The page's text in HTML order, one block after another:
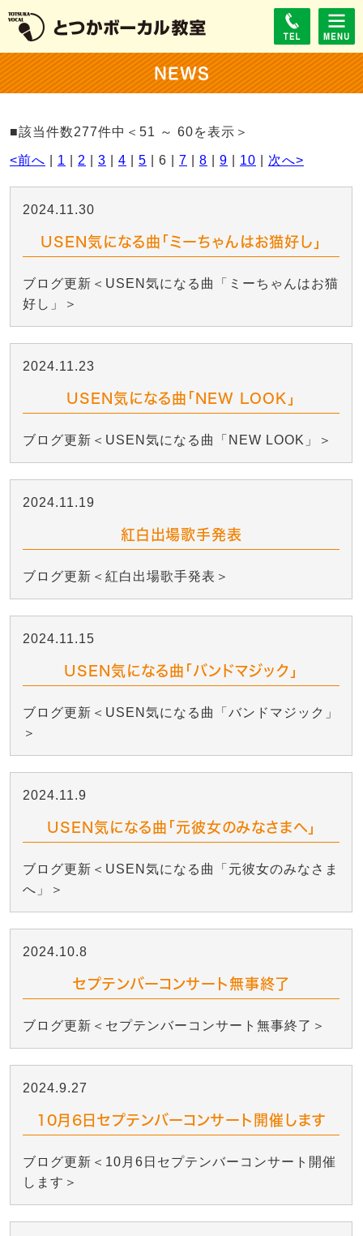
NEWS
■該当件数277件中＜51 ～ 60を表示＞
<前へ 1 2 3 4 5 | 6 | 7 8 9 10 次へ>
2024.11.30
USEN気になる曲「ミーちゃんはお猫好し」
ブログ更新＜USEN気になる曲「ミーちゃんはお猫
好し」＞
2024.11.23
USEN気になる曲「NEW LOOK」
ブログ更新＜USEN気になる曲「NEW LOOK」＞
2024.11.19
紅白出場歌手発表
ブログ更新＜紅白出場歌手発表＞
2024.11.15
USEN気になる曲「バンドマジック」
ブログ更新＜USEN気になる曲「バンドマジック」
＞
2024.11.9
USEN気になる曲「元彼女のみなさまへ」
ブログ更新＜USEN気になる曲「元彼女のみなさま
へ」＞
2024.10.8
セプテンバーコンサート無事終了
ブログ更新＜セプテンバーコンサート無事終了＞
2024.9.27
10月6日セプテンバーコンサート開催します
ブログ更新＜10月6日セプテンバーコンサート開催
します＞